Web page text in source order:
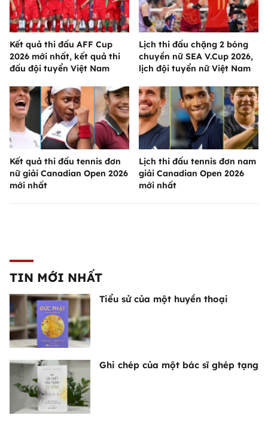
Kết quả thi đấu AFF Cup
2026 mới nhất, kết quả thi
đấu đội tuyển Việt Nam
Lịch thi đấu chặng 2 bóng
chuyền nữ SEA V.Cup 2026,
lịch đội tuyển nữ Việt Nam
Kết quả thi đấu tennis đơn
nữ giải Canadian Open 2026
mới nhất
Lịch thi đấu tennis đơn nam
giải Canadian Open 2026
mới nhất
TIN MỚI NHẤT
Tiểu sử của một huyền thoại
Ghi chép của một bác sĩ ghép tạng